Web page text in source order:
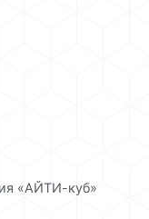
«АЙТИ-куб»